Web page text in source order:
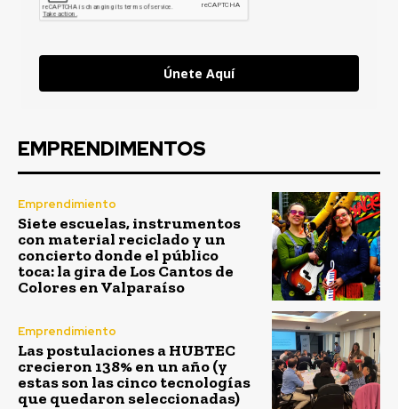
Únete Aquí
EMPRENDIMENTOS
Emprendimiento
Siete escuelas, instrumentos
con material reciclado y un
concierto donde el público
toca: la gira de Los Cantos de
Colores en Valparaíso
Emprendimiento
Las postulaciones a HUBTEC
crecieron 138% en un año (y
estas son las cinco tecnologías
que quedaron seleccionadas)